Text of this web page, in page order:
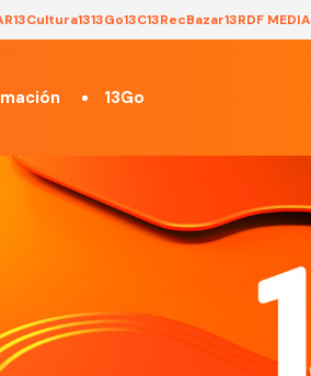
Cultura1313Go13C13RecBazar13RDF MEDIA
13Go